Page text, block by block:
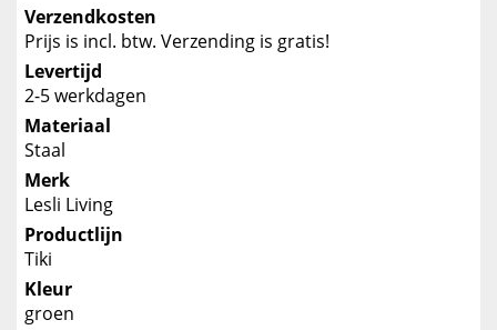
Verzendkosten
Prijs is incl. btw. Verzending is gratis!
Levertijd
2-5 werkdagen
Materiaal
Staal
Merk
Lesli Living
Productlijn
Tiki
Kleur
groen